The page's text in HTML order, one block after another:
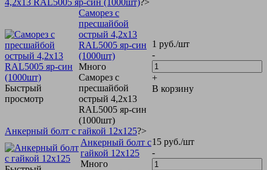
Быстрый
просмотр
Саморез с
пресшайбой
острый 4,2х13
RAL5005 яр-син
(1000шт)
Много
Саморез с
пресшайбой
острый 4,2х13
RAL5005 яр-син
(1000шт)
1 руб./шт
-
+
В корзину
Анкерный болт с гайкой 12х125?>
Анкерный болт с
гайкой 12х125
Много
15 руб./шт
-